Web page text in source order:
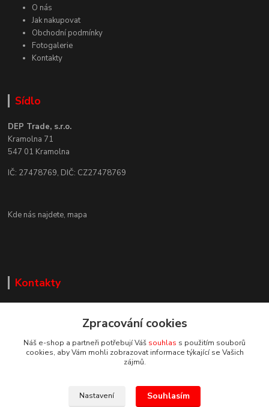
O nás
Jak nakupovat
Obchodní podmínky
Fotogalerie
Kontakty
Sídlo
DEP Trade, s.r.o.
Kramolna 71
547 01 Kramolna
IČ: 27478769, DIČ: CZ27478769
Kde nás najdete, mapa
Kontakty
Zákaznická podpora DEP Trade
Zpracování cookies
Náš e-shop a partneři potřebují Váš souhlas s použitím souborů
cookies, aby Vám mohli zobrazovat informace týkající se Vašich
zájmů.
Nastavení Souhlasím